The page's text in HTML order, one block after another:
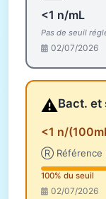
<1 n/mL
Pas de seuil
02/07/2026
⚠️Bact. et
<1 n/
Ⓡ Référence
100% du seuil
02/07/2026